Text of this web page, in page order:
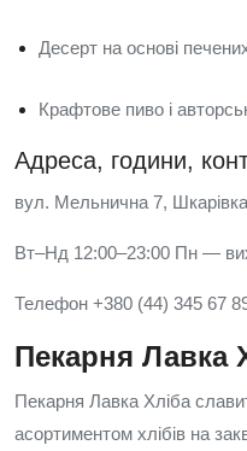
Десерт на основі
Крафтове пиво і
Адреса, години,
вул. Мельнична 7, Шкарівка
Вт–Нд 12:00–23:00 Пн —
Телефон +380 (44) 345 67
Пекарня Лавка
Пекарня Лавка Хліба
асортиментом хлібів на